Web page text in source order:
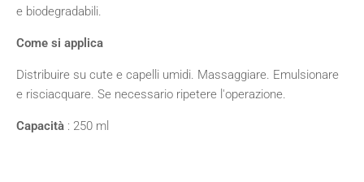
e biodegradabili.
Come si applica
Distribuire su cute e capelli umidi. Massaggiare. Emulsionare
e risciacquare. Se necessario ripetere l'operazione.
Capacità : 250 ml